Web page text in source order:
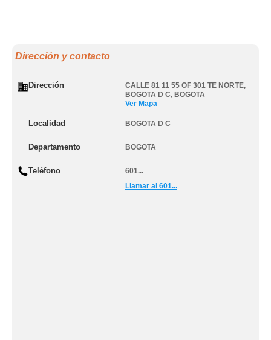
Dirección y contacto
Dirección CALLE 81 11 55 OF 301 TE NORTE,
BOGOTA D C, BOGOTA
Ver Mapa
Localidad BOGOTA D C
Departamento BOGOTA
Teléfono
601...
Llamar al 601...